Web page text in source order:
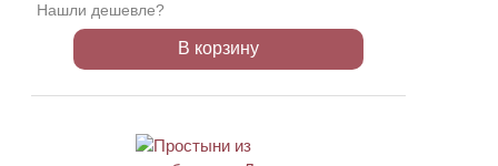
Нашли дешевле?
В корзину